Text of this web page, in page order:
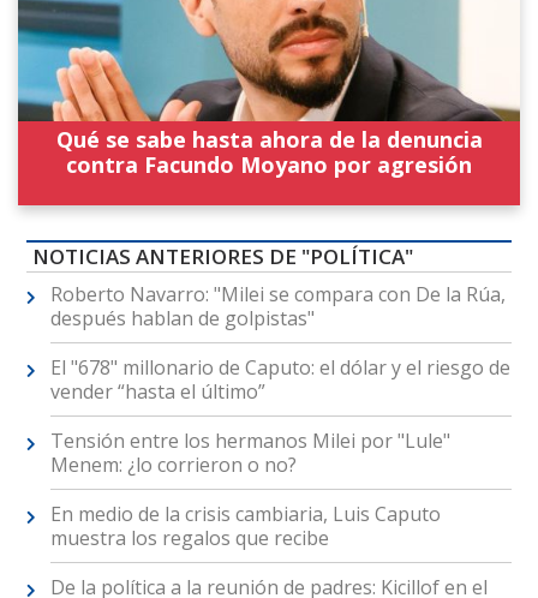
Qué se sabe hasta ahora de la denuncia
contra Facundo Moyano por agresión
NOTICIAS ANTERIORES DE "POLÍTICA"
Roberto Navarro: "Milei se compara con De la Rúa,
después hablan de golpistas"
El "678" millonario de Caputo: el dólar y el riesgo de
vender “hasta el último”
Tensión entre los hermanos Milei por "Lule"
Menem: ¿lo corrieron o no?
En medio de la crisis cambiaria, Luis Caputo
muestra los regalos que recibe
De la política a la reunión de padres: Kicillof en el